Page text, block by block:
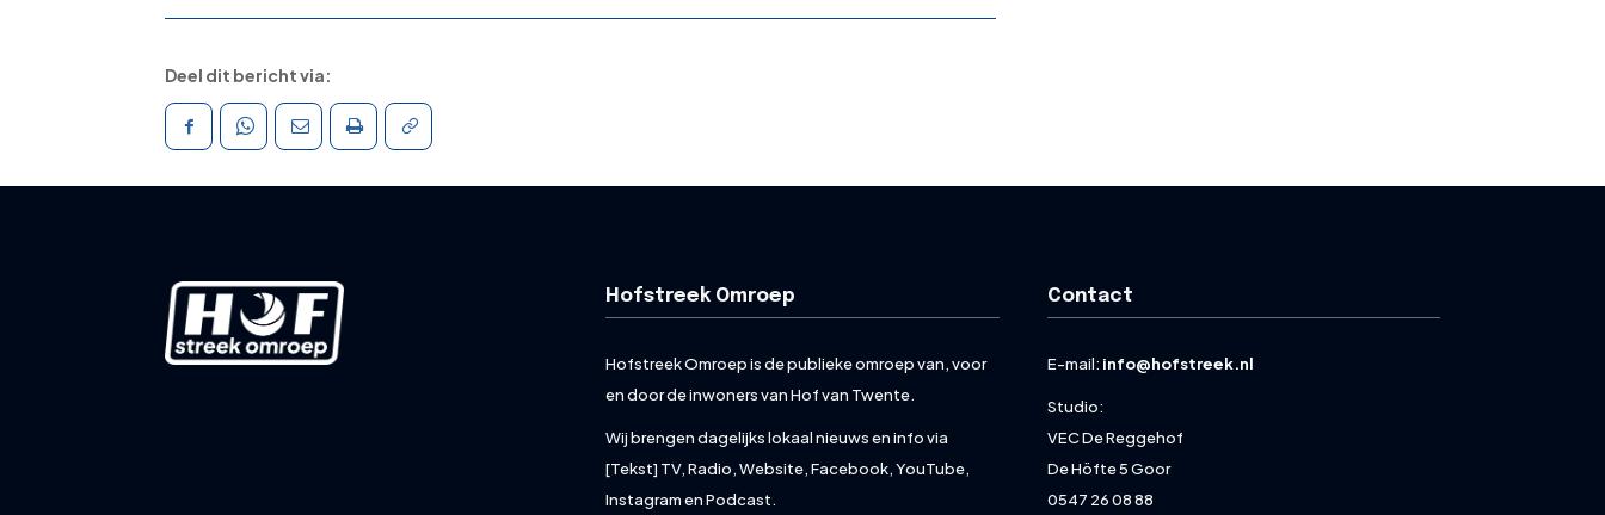
Deel dit bericht via:
Hofstreek Omroep
Hofstreek Omroep is de publieke omroep van, voor
en door de inwoners van Hof van Twente.
Wij brengen dagelijks lokaal nieuws en info via
[Tekst] TV, Radio, Website, Facebook, YouTube,
Instagram en Podcast.
Contact
E-mail: info@hofstreek.nl
Studio:
VEC De Reggehof
De Höfte 5 Goor
0547 26 08 88